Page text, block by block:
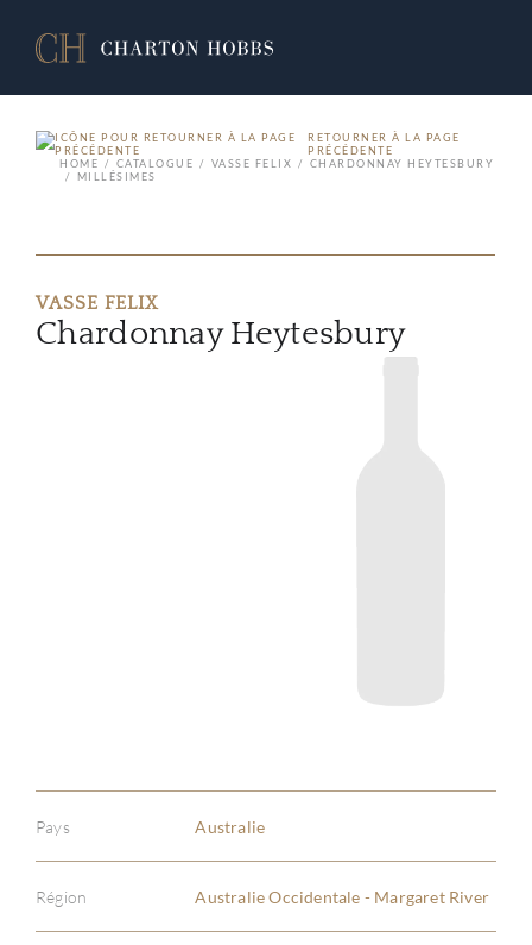
RETOURNER À LA PAGE
PRÉCÉDENTE
HOME
CATALOGUE VASSE FELIX
CHARDONNAY HEYTESBURY
MILLÉSIMES
VASSE FELIX
Chardonnay Heytesbury
Pays Australie
Région Australie Occidentale - Margaret River